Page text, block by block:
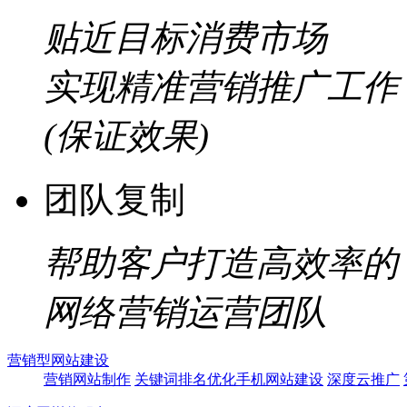
贴近目标消费市场
实现精准营销推广工作
(保证效果)
团队复制
帮助客户打造高效率的
网络营销运营团队
营销型网站建设
营销网站制作 关键词排名优化手机网站建设 深度云推广